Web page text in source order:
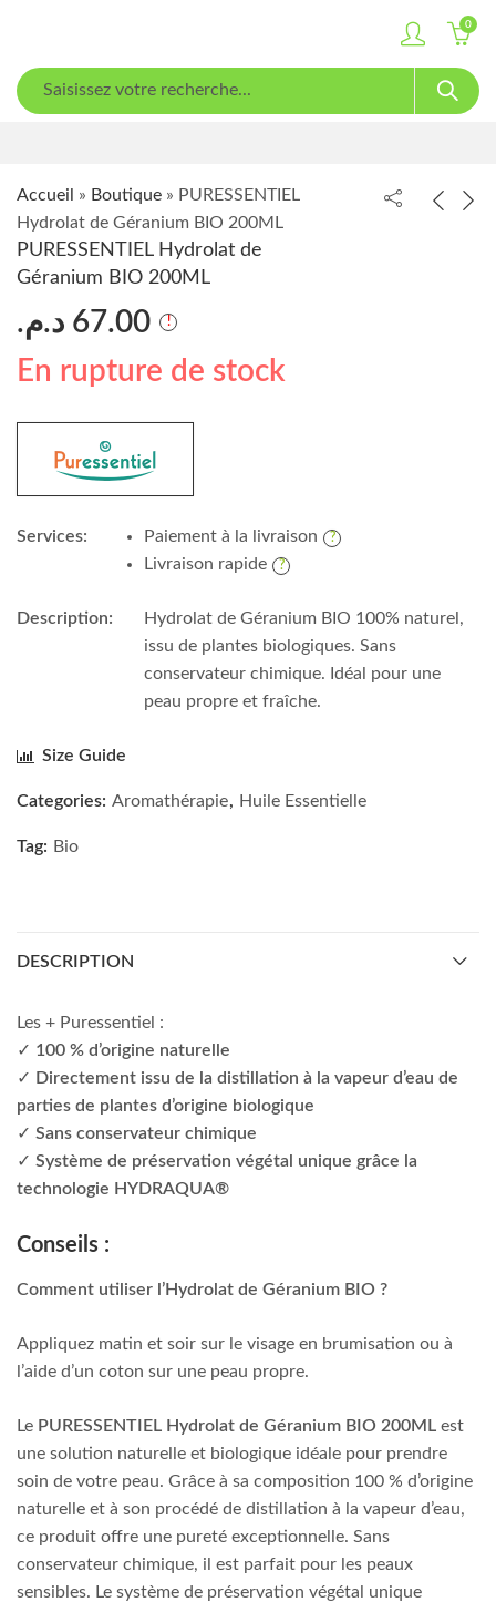
0
Accueil » Boutique » PURESSENTIEL
Hydrolat de Géranium BIO 200ML
PURESSENTIEL Hydrolat de
Géranium BIO 200ML
67.00 د.م.
En rupture de stock
Services:
Paiement à la livraison
Livraison rapide
Description:
Hydrolat de Géranium BIO 100% naturel,
issu de plantes biologiques. Sans
conservateur chimique. Idéal pour une
peau propre et fraîche.
Size Guide
Categories: Aromathérapie, Huile Essentielle
Tag: Bio
DESCRIPTION
Les + Puressentiel :
✓ 100 % d’origine naturelle
✓ Directement issu de la distillation à la vapeur d’eau de
parties de plantes d’origine biologique
✓ Sans conservateur chimique
✓ Système de préservation végétal unique grâce la
technologie HYDRAQUA®
Conseils :
Comment utiliser l’Hydrolat de Géranium BIO ?
Appliquez matin et soir sur le visage en brumisation ou à
l’aide d’un coton sur une peau propre.
Le PURESSENTIEL Hydrolat de Géranium BIO 200ML est
une solution naturelle et biologique idéale pour prendre
soin de votre peau. Grâce à sa composition 100 % d’origine
naturelle et à son procédé de distillation à la vapeur d’eau,
ce produit offre une pureté exceptionnelle. Sans
conservateur chimique, il est parfait pour les peaux
sensibles. Le système de préservation végétal unique